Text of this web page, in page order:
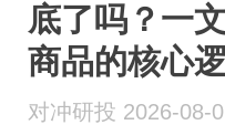
底了吗？一
商品的核心
对冲研投 2026-08-